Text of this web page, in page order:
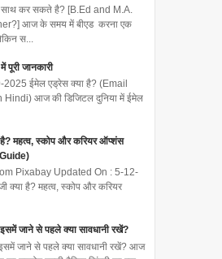
साथ कर सकते है? [B.Ed and M.A.
आज के समय में बीएड करना एक
स...
पूरी जानकारी
ईमेल एड्रेस क्या है? (Email
आज की डिजिटल दुनिया में ईमेल
है? महत्व, स्कोप और करियर ऑप्शंस
Pixabay Updated On : 5-12-
क्या है? महत्व, स्कोप और करियर
जाने से पहले क्या सावधानी रखें?
जाने से पहले क्या सावधानी रखें? आज